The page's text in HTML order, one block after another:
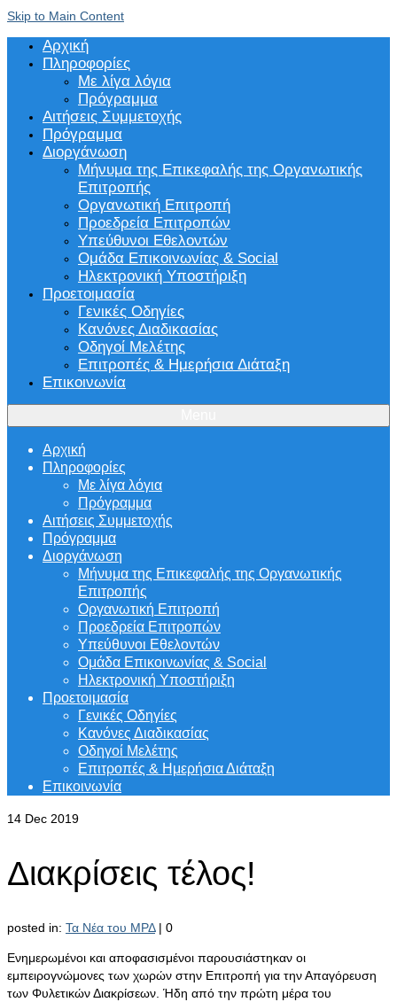
Skip to Main Content
Αρχική
Πληροφορίες
Με λίγα λόγια
Πρόγραμμα
Αιτήσεις Συμμετοχής
Πρόγραμμα
Διοργάνωση
Μήνυμα της Επικεφαλής της Οργανωτικής
Επιτροπής
Οργανωτική Επιτροπή
Προεδρεία Επιτροπών
Υπεύθυνοι Εθελοντών
Ομάδα Επικοινωνίας & Social
Ηλεκτρονική Υποστήριξη
Προετοιμασία
Γενικές Οδηγίες
Κανόνες Διαδικασίας
Οδηγοί Μελέτης
Επιτροπές & Ημερήσια Διάταξη
Επικοινωνία
Αρχική
Πληροφορίες
Με λίγα λόγια
Πρόγραμμα
Αιτήσεις Συμμετοχής
Πρόγραμμα
Διοργάνωση
Μήνυμα της Επικεφαλής της Οργανωτικής
Επιτροπής
Οργανωτική Επιτροπή
Προεδρεία Επιτροπών
Υπεύθυνοι Εθελοντών
Ομάδα Επικοινωνίας & Social
Ηλεκτρονική Υποστήριξη
Προετοιμασία
Γενικές Οδηγίες
Κανόνες Διαδικασίας
Οδηγοί Μελέτης
Επιτροπές & Ημερήσια Διάταξη
Επικοινωνία
14 Dec 2019
Διακρίσεις τέλος!
posted in: Τα Νέα του ΜΡΔ | 0
Ενημερωμένοι και αποφασισμένοι παρουσιάστηκαν οι
εμπειρογνώμονες των χωρών στην Επιτροπή για την Απαγόρευση
των Φυλετικών Διακρίσεων. Ήδη από την πρώτη μέρα του